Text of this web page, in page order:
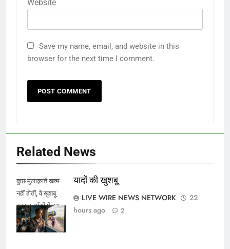
Website
Save my name, email, and website in this
browser for the next time I comment.
Related News
कुछ मुलाक़ातें खत्म
नहीं होतीं, वे खुशबू
बनकर साँसों में बस
जाती हैं।
यादों की खुशबू
LIVE WIRE NEWS NETWORK
22
hours ago
2